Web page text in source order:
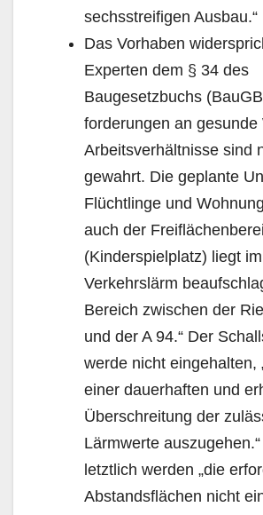
sechsstreifigen Ausbau.“
Das Vorhaben
Experten dem § 34 des
Baugesetzbuchs
forderungen an gesunde
Arbeitsverhältnisse sind
gewahrt. Die geplante
Flüchtlinge und
auch der
(Kinderspielplatz) liegt
Verkehrslärm
Bereich zwischen der
und der A 94.“ Der
werde nicht eingehalten,
einer dauerhaften und
Überschreitung der
Lärmwerte
letztlich werden „die
Abstandsflächen nicht